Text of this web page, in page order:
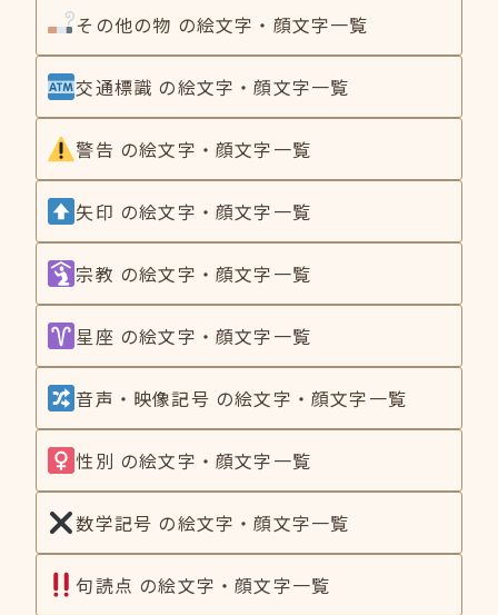
その他の物 の絵文字・顔文字一覧
交通標識 の絵文字・顔文字一覧
警告 の絵文字・顔文字一覧
矢印 の絵文字・顔文字一覧
宗教 の絵文字・顔文字一覧
星座 の絵文字・顔文字一覧
音声・映像記号 の絵文字・顔文字一覧
性別 の絵文字・顔文字一覧
数学記号 の絵文字・顔文字一覧
句読点 の絵文字・顔文字一覧